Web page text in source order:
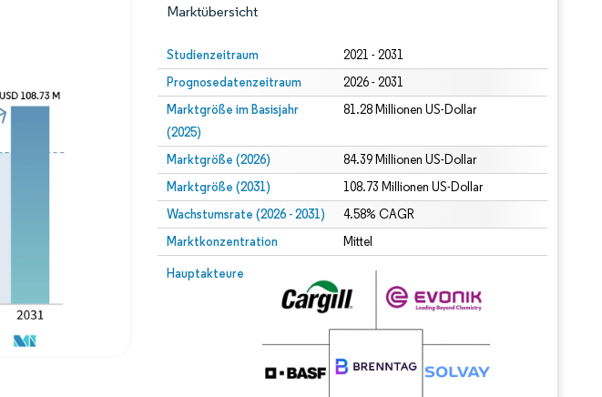
Marktübersicht
Studienzeitraum 2021 - 2031
Prognosedatenzeitraum 2026 - 2031
Marktgröße im Basisjahr
(2025)
81.28 Millionen US-Dollar
Marktgröße (2026) 84.39 Millionen US-Dollar
Marktgröße (2031) 108.73 Millionen US-Dollar
Wachstumsrate (2026 - 2031) 4.58% CAGR
Marktkonzentration Mittel
Hauptakteure
Bild © Mordor Intelligence. Wiederverwendung erfordert Namensnennung gemäß CC BY 4.0.
Intelligence. Wiederverwendung erfordert Namensnennung gemäß CC BY 4.0.